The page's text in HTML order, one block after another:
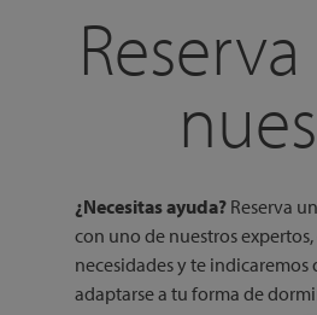
¿Necesitas ayuda? Reserva
con uno de nuestros
necesidades y te
adaptarse a tu forma de